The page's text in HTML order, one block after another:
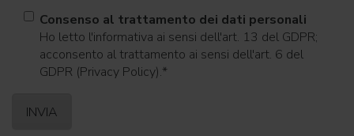
Consenso al trattamento dei dati personali
Ho letto l'informativa ai sensi dell'art. 13 del GDPR;
acconsento al trattamento ai sensi dell'art. 6 del
GDPR (Privacy Policy).*